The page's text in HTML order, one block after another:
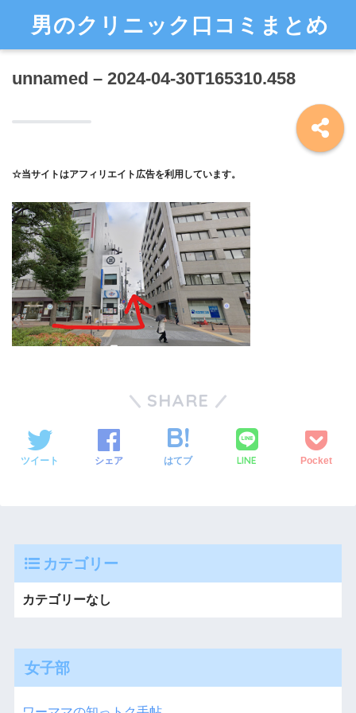
男のクリニック口コミまとめ
unnamed – 2024-04-30T165310.458
☆当サイトはアフィリエイト広告を利用しています。
SHARE
ツイート シェア はてブ LINE Pocket
カテゴリー
カテゴリーなし
女子部